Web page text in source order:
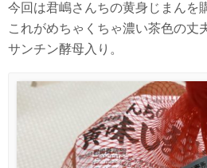
今回は君嶋さんちの黄身じまんを
これがめちゃくちゃ濃い茶色の丈
サンチン酵母入り。